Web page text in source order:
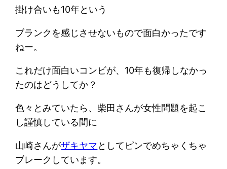
掛け合いも10年という
ブランクを感じさせないもので面白かったです
ねー。
これだけ面白いコンビが、10年も復帰しなかっ
たのはどうしてか？
色々とみていたら、柴田さんが女性問題を起こ
し謹慎している間に
山崎さんがザキヤマとしてピンでめちゃくちゃ
ブレークしています。